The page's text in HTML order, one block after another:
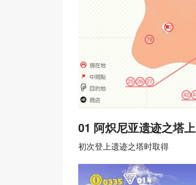
01 阿炽尼亚遗迹之塔上
初次登上遗迹之塔时取得